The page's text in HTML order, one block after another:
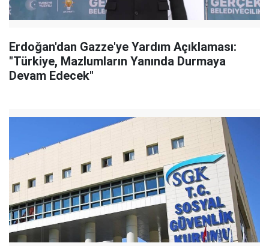
Erdoğan'dan Gazze'ye Yardım Açıklaması:
"Türkiye, Mazlumların Yanında Durmaya
Devam Edecek"